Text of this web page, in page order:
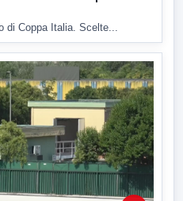
di Coppa Italia. Scelte...